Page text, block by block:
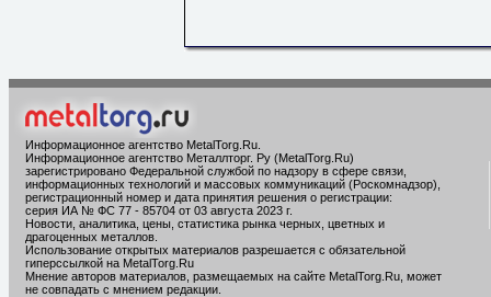
Информационное агентство MetalTorg.Ru
Информационное агентство Металлторг. Ру (MetalTorg.Ru)
зарегистрировано Федеральной службой по надзору в сфере связи,
информационных технологий и массовых коммуникаций (Роскомнадзор),
регистрационный номер и дата принятия решения о регистрации:
серия ИА № ФС 77 - 85704 от 03 августа 2023 г.
Новости, аналитика, цены, статистика рынка черных, цветных и
драгоценных металлов.
Использование открытых материалов разрешается с обязательной
гиперссылкой на MetalTorg.Ru
Мнение авторов материалов, размещаемых на сайте MetalTorg.Ru, может
не совпадать с мнением редакции.